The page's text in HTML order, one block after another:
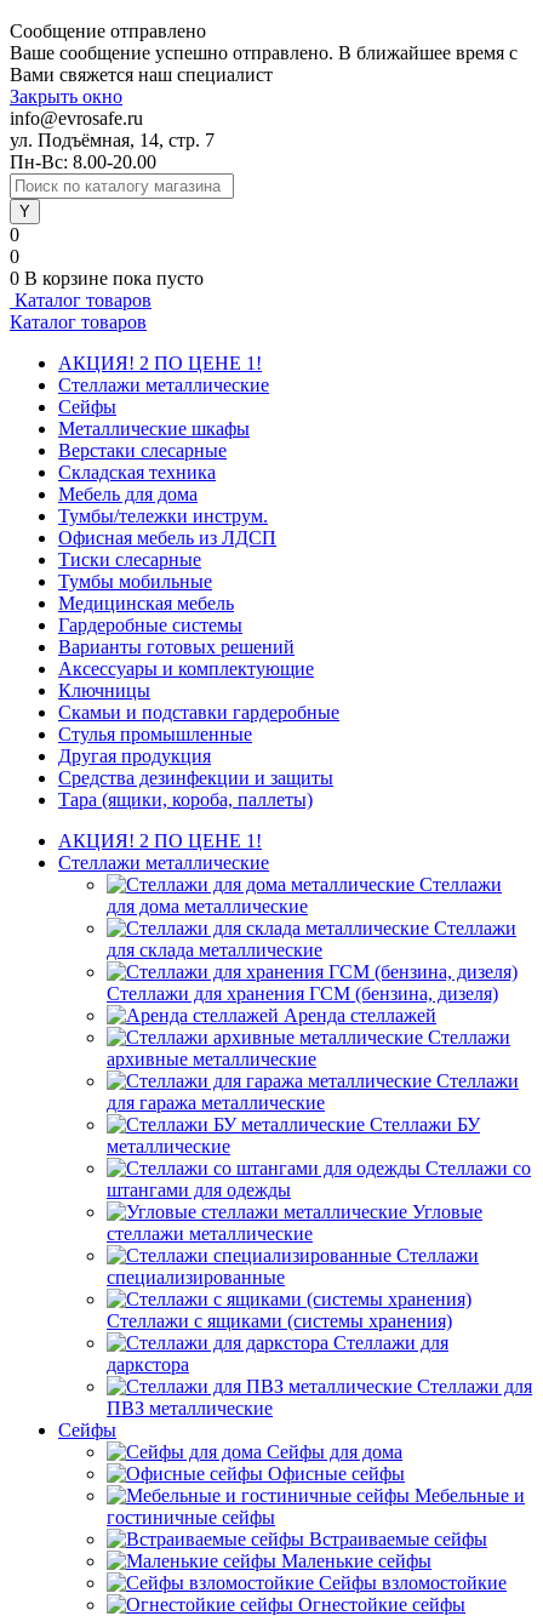
Сообщение отправлено
Ваше сообщение успешно отправлено. В ближайшее время с
Вами свяжется наш специалист
Закрыть окно
info@evrosafe.ru
ул. Подъёмная, 14, стр. 7
Пн-Вс: 8.00-20.00
0
0
0 В корзине пока пусто
Каталог товаров
Каталог товаров
АКЦИЯ! 2 ПО ЦЕНЕ 1!
Стеллажи металлические
Сейфы
Металлические шкафы
Верстаки слесарные
Складская техника
Мебель для дома
Тумбы/тележки инструм.
Офисная мебель из ЛДСП
Тиски слесарные
Тумбы мобильные
Медицинская мебель
Гардеробные системы
Варианты готовых решений
Аксессуары и комплектующие
Ключницы
Скамьи и подставки гардеробные
Стулья промышленные
Другая продукция
Средства дезинфекции и защиты
Тара (ящики, короба, паллеты)
АКЦИЯ! 2 ПО ЦЕНЕ 1!
Стеллажи металлические
Стеллажи
для дома металлические
Стеллажи
для склада металлические
Стеллажи для хранения ГСМ (бензина, дизеля)
Аренда стеллажей
Стеллажи
архивные металлические
Стеллажи
для гаража металлические
Стеллажи БУ
металлические
Стеллажи со
штангами для одежды
Угловые
стеллажи металлические
Стеллажи
специализированные
Стеллажи с ящиками (системы хранения)
Стеллажи для
даркстора
Стеллажи для
ПВЗ металлические
Сейфы
Сейфы для дома
Офисные сейфы
Мебельные и
гостиничные сейфы
Встраиваемые сейфы
Маленькие сейфы
Сейфы взломостойкие
Огнестойкие сейфы